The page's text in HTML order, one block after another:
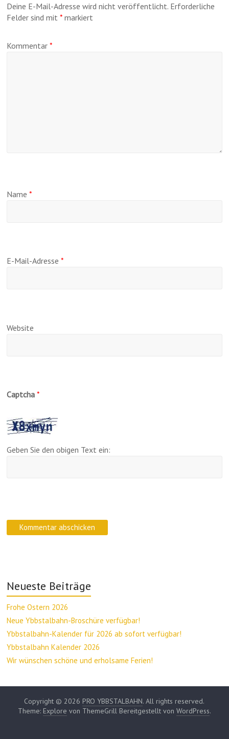
Deine E-Mail-Adresse wird nicht veröffentlicht. Erforderliche
Felder sind mit* markiert
Kommentar*
Name*
E-Mail-Adresse*
Website
Captcha*
Geben Sie den obigen Text ein:
Neueste Beiträge
Frohe Ostern 2026
Neue Ybbstalbahn-Broschüre verfügbar!
Ybbstalbahn-Kalender für 2026 ab sofort verfügbar!
Ybbstalbahn Kalender 2026
Wir wünschen schöne und erholsame Ferien!
Copyright © 2026 PRO YBBSTALBAHN. All rights reserved.
Theme: Explore von ThemeGrill Bereitgestellt von WordPress.